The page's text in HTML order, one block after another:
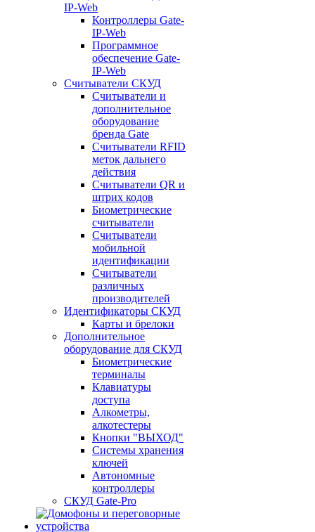
IP-Web
Контроллеры Gate-
IP-Web
Программное
обеспечение Gate-
IP-Web
Считыватели СКУД
Считыватели и
дополнительное
оборудование
бренда Gate
Считыватели RFID
меток дальнего
действия
Считыватели QR и
штрих кодов
Биометрические
считыватели
Считыватели
мобильной
идентификации
Считыватели
различных
производителей
Идентификаторы СКУД
Карты и брелоки
Дополнительное
оборудование для СКУД
Биометрические
терминалы
Клавиатуры
доступа
Алкометры,
алкотестеры
Кнопки "ВЫХОД"
Системы хранения
ключей
Автономные
контроллеры
СКУД Gate-Pro